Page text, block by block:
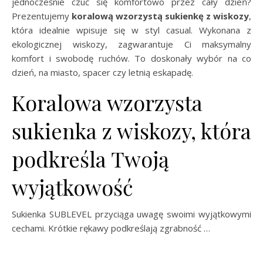
Prezentujemy koralową wzorzystą sukienkę z wiskozy,
która idealnie wpisuje się w styl casual. Wykonana z
ekologicznej wiskozy, zagwarantuje Ci maksymalny
komfort i swobodę ruchów. To doskonały wybór na co
dzień, na miasto, spacer czy letnią eskapadę.
Koralowa wzorzysta
sukienka z wiskozy, która
podkreśla Twoją
wyjątkowość
Sukienka SUBLEVEL przyciąga uwagę swoimi wyjątkowymi
cechami. Krótkie rękawy podkreślają zgrabność …